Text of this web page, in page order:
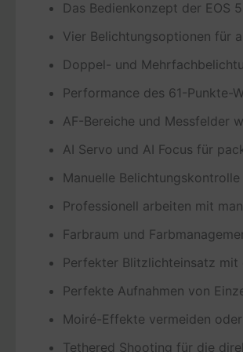
Das Bedienkonzept der EOS
Vier Belichtungsoptionen für
Doppel- und
Performance des 61-Punkte-
AF-Bereiche und Messfelder
AI Servo und AI Focus für
Manuelle Belichtungskontrolle
Professionell arbeiten mit
Farbraum und
Perfekter Blitzlichteinsatz mit
Perfekte Aufnahmen von
Moiré-Effekte vermeiden
Tethered Shooting für die